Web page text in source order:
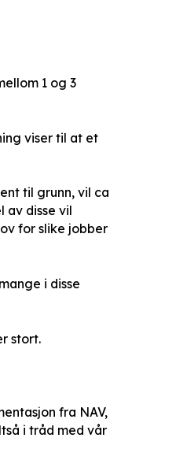
1 og 3
viser til at et
til grunn, vil ca
av disse vil
for slike jobber
i disse
stort.
fra NAV,
i tråd med vår